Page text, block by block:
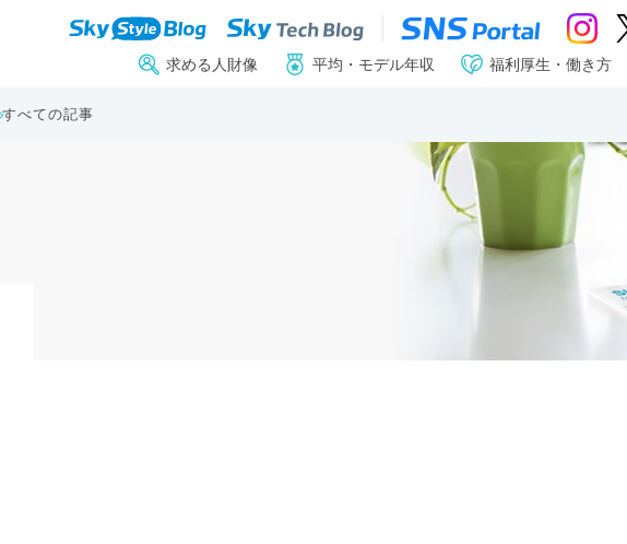
求める人財像 平均・モデル年収 福利厚生・働き方
すべての記事